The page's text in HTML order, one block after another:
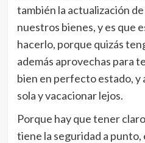
también la actualización
nuestros bienes, y es que
hacerlo, porque quizás
además aprovechas para
bien en perfecto estado, y
sola y vacacionar lejos.
Porque hay que tener
tiene la seguridad a